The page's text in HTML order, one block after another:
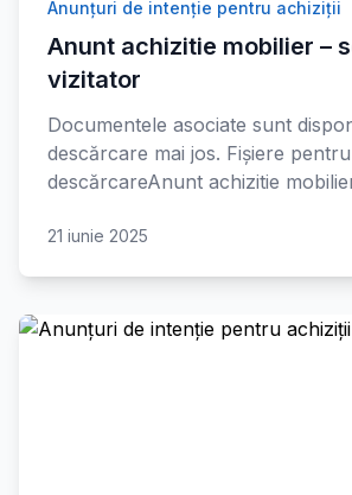
Anunțuri de intenție pentru achiziții
Anunt achizitie mobilier –
vizitator
Documentele asociate sunt
descărcare mai jos. Fișiere pentru
descărcareAnunt achizitie
21 iunie 2025